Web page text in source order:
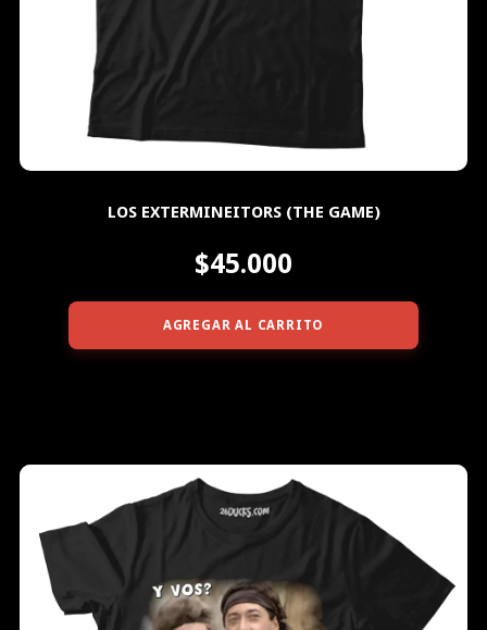
LOS EXTERMINEITORS (THE GAME)
$45.000
AGREGAR AL CARRITO